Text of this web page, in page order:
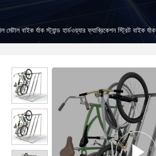
মেটাল বাইক র্যাক স্ট্যান্ড হার্ডওয়্যার ফ্যাব্রিকেশন স্ট্রিট বাইক র্যাক